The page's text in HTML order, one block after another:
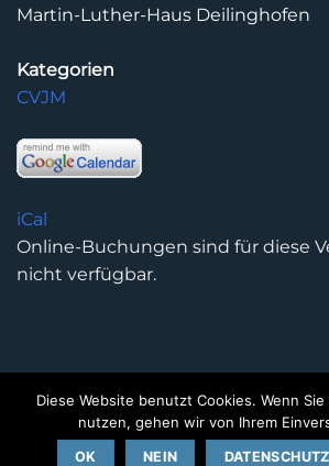
Martin-Luther-Haus Deilinghofen
Kategorien
CVJM
iCal
Online-Buchungen sind für diese
nicht verfügbar.
DATENSCHUTZERKLÄRUNG
Copyright 2026 ©Kirchengemeinde
Diese Website benutzt Cookies. Wenn
nutzen, gehen wir von Ihrem
OK NEIN